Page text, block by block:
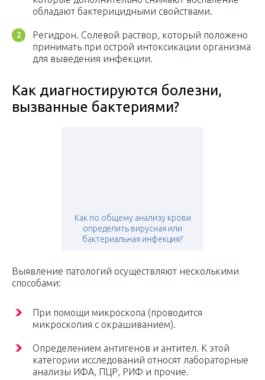
обладают бактерицидными свойствами.
Регидрон. Солевой раствор, который положено
принимать при острой интоксикации организма
для выведения инфекции.
Как диагностируются болезни,
вызванные бактериями?
Как по общему анализу крови
определить вирусная или
бактериальная инфекция?
Выявление патологий осуществляют несколькими
способами:
При помощи микроскопа (проводится
микроскопия с окрашиванием).
Определением антигенов и антител. К этой
категории исследований относят лабораторные
анализы ИФА, ПЦР, РИФ и прочие.